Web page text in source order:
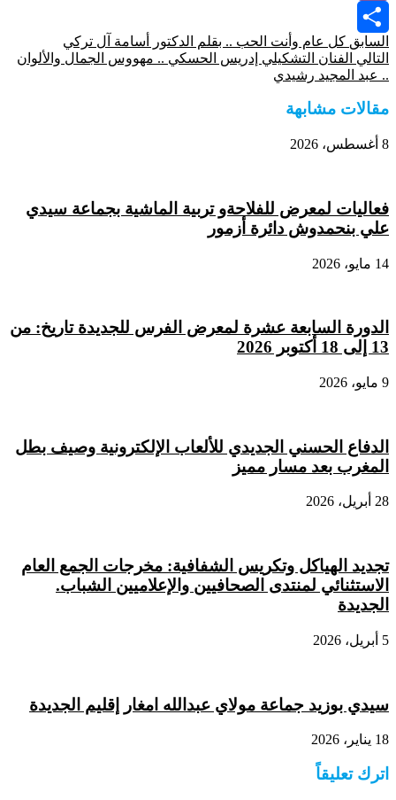
Viber
Share
السابق كل عام وأنت الحب .. بقلم الدكتور أسامة آل تركي
التالي الفنان التشكيلي إدريس الحسكي .. مهووس الجمال والألوان
.. عبد المجيد رشيدي
مقالات مشابهة
8 أغسطس، 2026
فعاليات لمعرض للفلاحةو تربية الماشية بجماعة سيدي
علي بنحمدوش دائرة أزمور
14 مايو، 2026
الدورة السابعة عشرة لمعرض الفرس للجديدة تاريخ: من
13 إلى 18 أكتوبر 2026
9 مايو، 2026
الدفاع الحسني الجديدي للألعاب الإلكترونية وصيف بطل
المغرب بعد مسار مميز
28 أبريل، 2026
تجديد الهياكل وتكريس الشفافية: مخرجات الجمع العام
الاستثنائي لمنتدى الصحافيين والإعلاميين الشباب.
الجديدة
5 أبريل، 2026
سيدي بوزيد جماعة مولاي عبدالله امغار إقليم الجديدة
18 يناير، 2026
اترك تعليقاً